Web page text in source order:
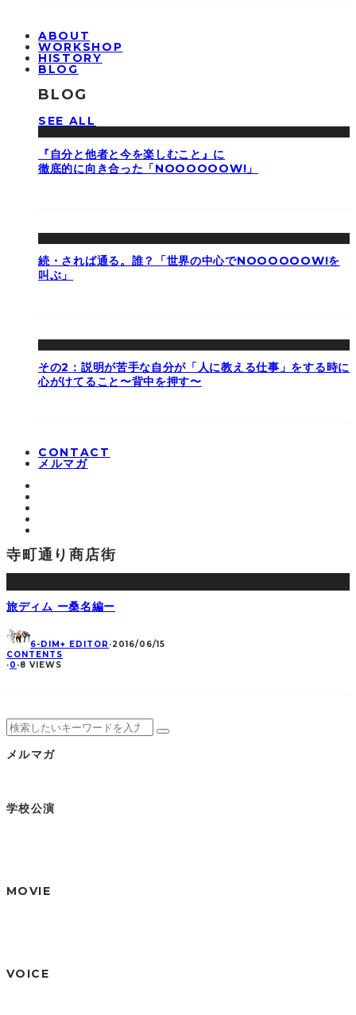
ABOUT
WORKSHOP
HISTORY
BLOG
BLOG
SEE ALL
『自分と他者と今を楽しむこと』に
徹底的に向き合った「NOOOOOOW!」
続・されば通る。誰？「世界の中心でNOOOOOOW!を
叫ぶ」
その2：説明が苦手な自分が「人に教える仕事」をする時に
心がけてること〜背中を押す〜
CONTACT
メルマガ
寺町通り商店街
旅ディム ー桑名編ー
6-DIM+ EDITOR ·2016/06/15
CONTENTS
·0 ·8 VIEWS
メルマガ
学校公演
MOVIE
VOICE